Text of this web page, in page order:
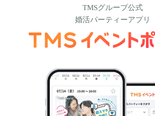
TMSグループ公式
婚活パーティーアプリ